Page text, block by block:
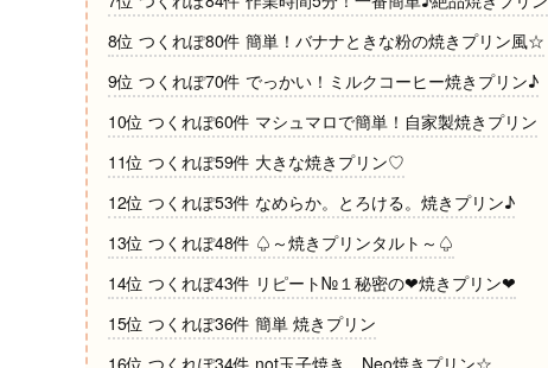
8位 つくれぽ80件 簡単！バナナときな粉の焼きプリン風☆
9位 つくれぽ70件 でっかい！ミルクコーヒー焼きプリン♪
10位 つくれぽ60件 マシュマロで簡単！自家製焼きプリン
11位 つくれぽ59件 大きな焼きプリン♡
12位 つくれぽ53件 なめらか。とろける。焼きプリン♪
13位 つくれぽ48件 ♤～焼きプリンタルト～♤
14位 つくれぽ43件 リピート№１秘密の❤焼きプリン❤
15位 つくれぽ36件 簡単 焼きプリン
16位 つくれぽ34件 not玉子焼き、Neo焼きプリン☆